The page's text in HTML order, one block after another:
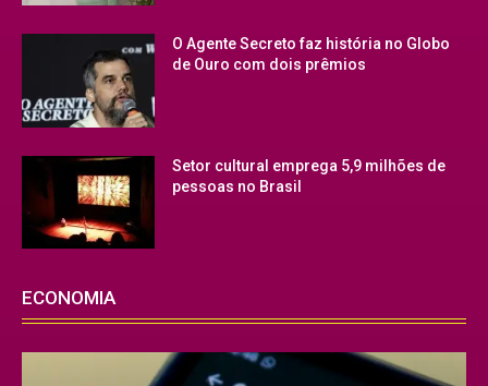
O Agente Secreto faz história no Globo
de Ouro com dois prêmios
Setor cultural emprega 5,9 milhões de
pessoas no Brasil
ECONOMIA